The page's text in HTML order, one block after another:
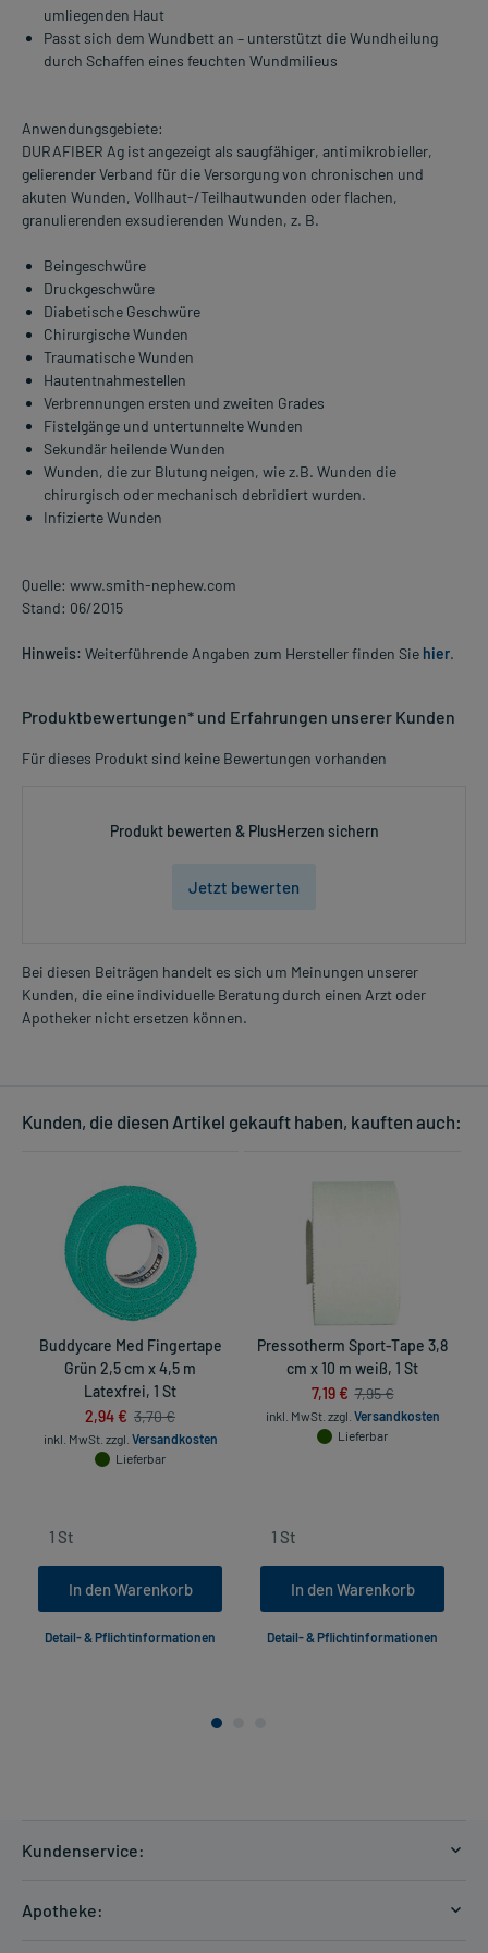
umliegenden Haut
Passt sich dem Wundbett an – unterstützt die Wundheilung
durch Schaffen eines feuchten Wundmilieus
Anwendungsgebiete:
DURAFIBER Ag ist angezeigt als saugfähiger, antimikrobieller,
gelierender Verband für die Versorgung von chronischen und
akuten Wunden, Vollhaut-/Teilhautwunden oder flachen,
granulierenden exsudierenden Wunden, z. B.
Beingeschwüre
Druckgeschwüre
Diabetische Geschwüre
Chirurgische Wunden
Traumatische Wunden
Hautentnahmestellen
Verbrennungen ersten und zweiten Grades
Fistelgänge und untertunnelte Wunden
Sekundär heilende Wunden
Wunden, die zur Blutung neigen, wie z.B. Wunden die
chirurgisch oder mechanisch debridiert wurden.
Infizierte Wunden
Quelle: www.smith-nephew.com
Stand: 06/2015
Hinweis: Weiterführende Angaben zum Hersteller finden Sie hier.
Produktbewertungen* und Erfahrungen unserer Kunden
Für dieses Produkt sind keine Bewertungen vorhanden
Produkt bewerten & PlusHerzen sichern
Jetzt bewerten
Bei diesen Beiträgen handelt es sich um Meinungen unserer
Kunden, die eine individuelle Beratung durch einen Arzt oder
Apotheker nicht ersetzen können.
Kunden, die diesen Artikel gekauft haben, kauften auch:
Buddycare Med Fingertape
Grün 2,5 cm x 4,5 m
Latexfrei, 1 St
2,94 € 3,70 €
inkl. MwSt. zzgl. Versandkosten
Lieferbar
In den Warenkorb
Detail- & Pflichtinformationen
Pressotherm Sport-Tape 3,8
cm x 10 m weiß, 1 St
7,19 € 7,95 €
inkl. MwSt. zzgl. Versandkosten
Lieferbar
In den Warenkorb
Detail- & Pflichtinformationen
Kundenservice:
Zahlungsarten
Apotheke: